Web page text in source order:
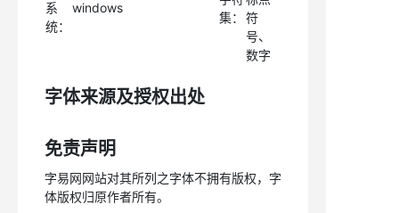
系
统：
windows
集：
符
号、
数字
字体来源及授权出处
免责声明
字易网网站对其所列之字体不拥有版权，字
体版权归原作者所有。